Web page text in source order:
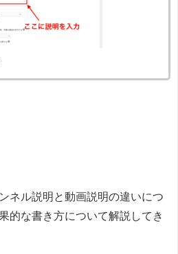
ネル説明と動画説明の違いにつ
的な書き方について解説してき